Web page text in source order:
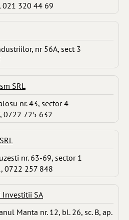
021 320 44 69
nr 56A, sect 3
SRL
nr. 43, sector 4
0722 725 632
nr. 63-69, sector 1
0722 257 848
Investitii SA
Manta nr. 12, bl. 26, sc. B, ap.